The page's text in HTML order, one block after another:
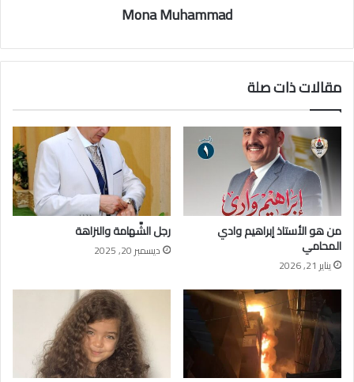
Mona Muhammad
مقالات ذات صلة
من هو الأستاذ إبراهيم وادي
المحامي
يناير 21, 2026
رجل الشَّهامة والنزاهة
ديسمبر 20, 2025